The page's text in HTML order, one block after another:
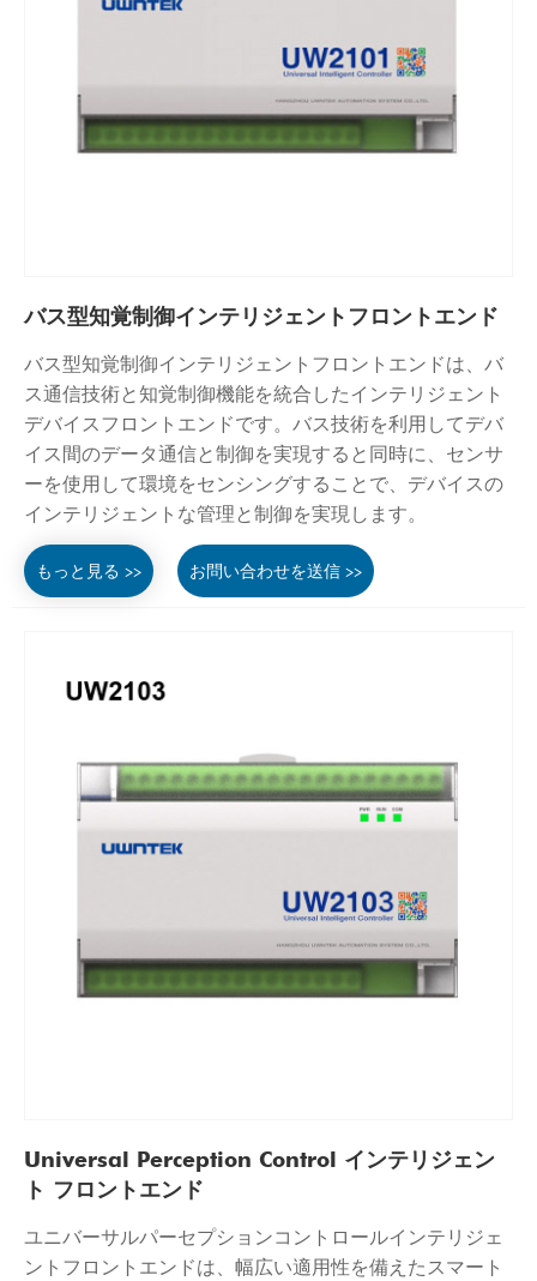
バス型知覚制御インテリジェントフロントエンド
バス型知覚制御インテリジェントフロントエンドは、バ
ス通信技術と知覚制御機能を統合したインテリジェント
デバイスフロントエンドです。バス技術を利用してデバ
イス間のデータ通信と制御を実現すると同時に、センサ
ーを使用して環境をセンシングすることで、デバイスの
インテリジェントな管理と制御を実現します。
もっと見る >> お問い合わせを送信 >>
Universal Perception Control インテリジェン
ト フロントエンド
ユニバーサルパーセプションコントロールインテリジェ
ントフロントエンドは、幅広い適用性を備えたスマート